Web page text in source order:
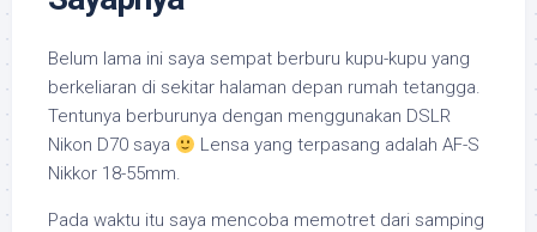
Belum lama ini saya sempat berburu kupu-kupu yang
berkeliaran di sekitar halaman depan rumah tetangga.
Tentunya berburunya dengan menggunakan DSLR
Nikon D70 saya
Lensa yang terpasang adalah AF-S
Nikkor 18-55mm.
Pada waktu itu saya mencoba memotret dari samping